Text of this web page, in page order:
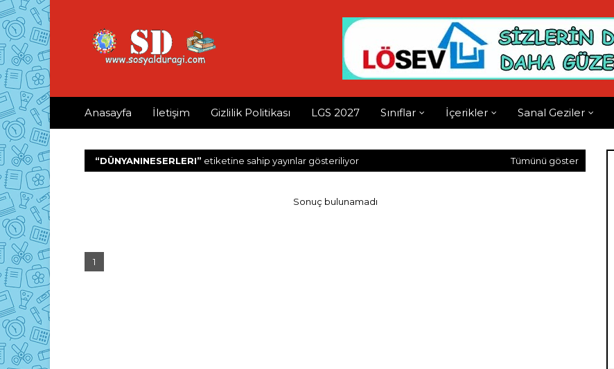
Anasayfa İletişim Gizlilik Politikası LGS 2027 Sınıflar İçerikler Sanal Geziler
DÜNYANINESERLERI etiketine sahip yayınlar gösteriliyor Tümünü göster
Sonuç bulunamadı
1